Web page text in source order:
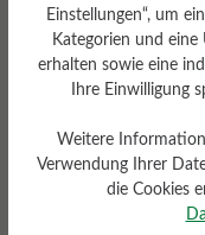
0 von 0
Einstellungen“, um
Kategorien und eine
erhalten sowie eine
Ihre Einwilligung
Weitere
Verwendung Ihrer
die Cookies